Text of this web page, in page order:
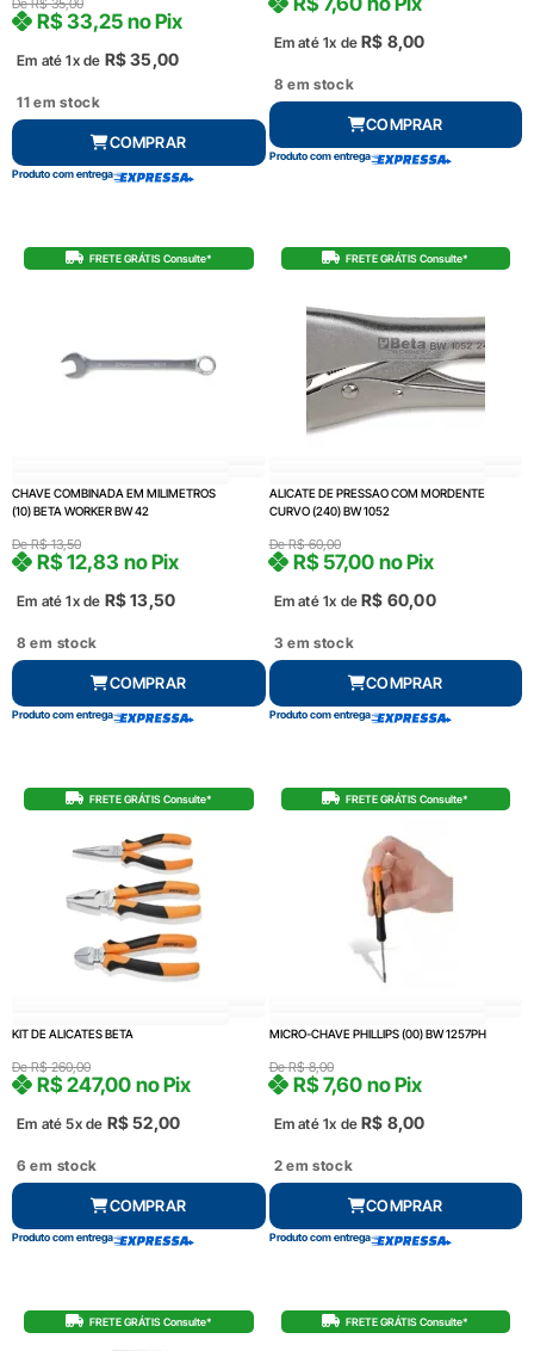
DeR$35,00
Em até 1x de R$35,00
R$33,25 no Pix
11 em stock
COMPRAR
Produto com entrega
Em até 1x de R$ 8,00
8 em stock
COMPRAR
Produto com entrega
FRETE GRÁTIS Consulte*
CHAVE COMBINADA EM MILIMETROS
(10) BETA WORKER BW 42
DeR$13,50
Em até 1x de R$13,50
R$12,83 no Pix
8 em stock
COMPRAR
Produto com entrega
FRETE GRÁTIS Consulte*
ALICATE DE PRESSAO COM MORDENTE
CURVO (240) BW 1052
DeR$60,00
Em até 1x de R$ 60,00
R$ 57,00 no Pix
3 em stock
COMPRAR
Produto com entrega
FRETE GRÁTIS Consulte*
KIT DE ALICATES BETA
DeR$260,00
Em até 5x de R$52,00
R$247,00 no Pix
6 em stock
COMPRAR
Produto com entrega
FRETE GRÁTIS Consulte*
MICRO-CHAVE PHILLIPS (00) BW 1257PH
DeR$8,00
Em até 1x de R$ 8,00
R$7,60 no Pix
2 em stock
COMPRAR
Produto com entrega
FRETE GRÁTIS Consulte* FRETE GRÁTIS Consulte*